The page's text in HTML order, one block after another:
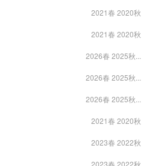
2021春 2020秋
2021春 2020秋
2026春 2025秋...
2026春 2025秋...
2026春 2025秋...
2021春 2020秋
2023春 2022秋
2023春 2022秋